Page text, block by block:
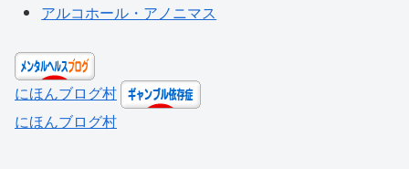
アルコホール・アノニマス
にほんブログ村
にほんブログ村